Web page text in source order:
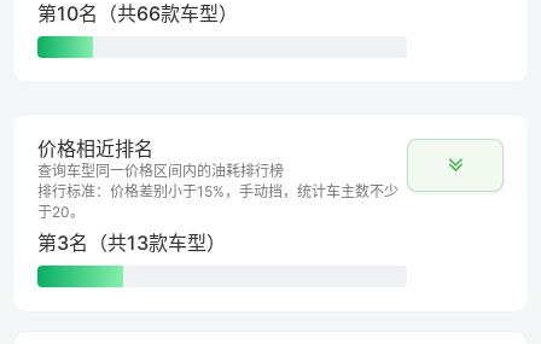
第10名（共66款车型）
价格相近排名
查询车型同一价格区间内的油耗排行榜
排行标准：价格差别小于15%，手动挡，统计车主数不少
于20。
第3名（共13款车型）